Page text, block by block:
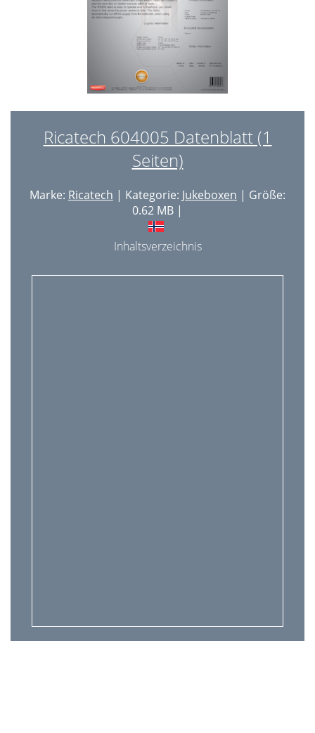
Ricatech 604005 Datenblatt (1
Seiten)
Marke: Ricatech | Kategorie: Jukeboxen | Größe:
0.62 MB |
Inhaltsverzeichnis